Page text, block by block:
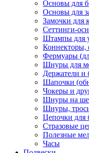
Основы для
Основы для
Замочки для
Сеттинги-
Штампы для
Коннекторы,
Фермуары
Шнуры для
Держатели и
Шапочки
Чокеры и
Шнуры на
Шнуры,
Цепочки для
Стразовые
Полезные
Часы